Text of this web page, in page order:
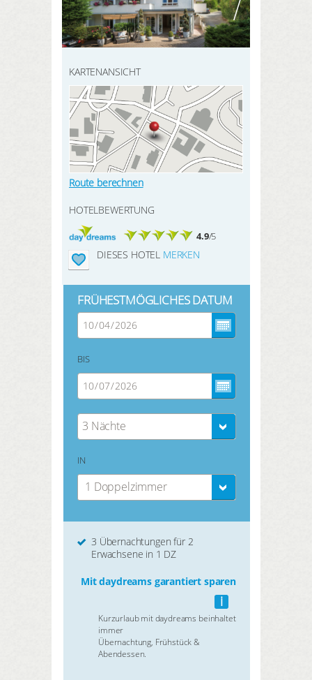
HIER REGISTRIEREN
Meine Buchungen
Meine Produkte
Meine Hotels
ANMELDEN
SUCHEN
KARTENANSICHT
Route berechnen
HOTELBEWERTUNG
4.9/5
DIESES HOTEL MERKEN
FRÜHESTMÖGLICHES DATUM
BIS
3 Nächte
IN
1 Doppelzimmer
3 Übernachtungen für 2
Erwachsene in 1 DZ
Mit daydreams garantiert sparen
i
Kurzurlaub mit daydreams beinhaltet
immer
Übernachtung, Frühstück &
Abendessen.